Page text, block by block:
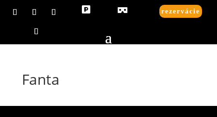
  rezervácie
Fanta